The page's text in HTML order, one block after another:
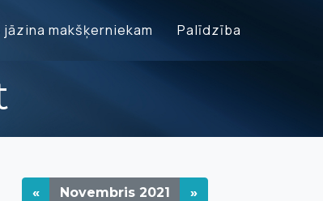
jāzina makšķerniekam Palīdzība
« Novembris 2021 »